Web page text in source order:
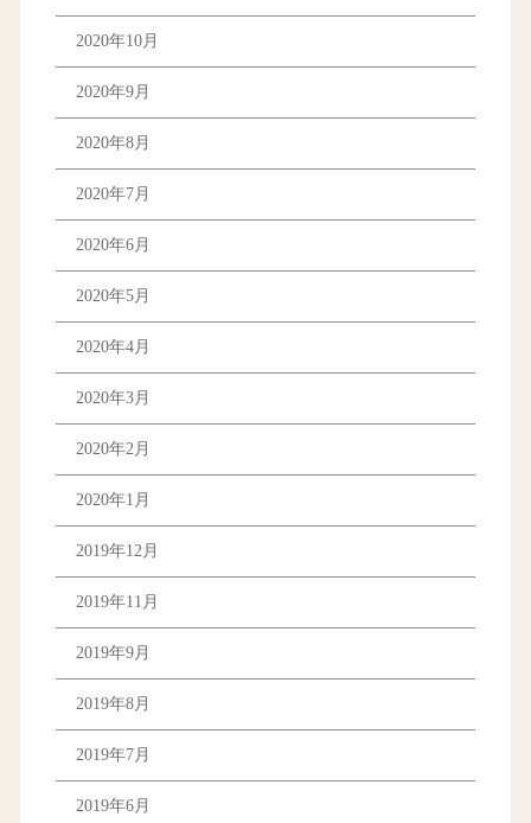
2020年10月
2020年9月
2020年8月
2020年7月
2020年6月
2020年5月
2020年4月
2020年3月
2020年2月
2020年1月
2019年12月
2019年11月
2019年9月
2019年8月
2019年7月
2019年6月